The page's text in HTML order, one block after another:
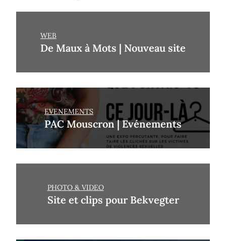
WEB
De Maux à Mots | Nouveau site
EVENEMENTS
PAC Mouscron | Evénements
PHOTO & VIDEO
Site et clips pour Bekvegter